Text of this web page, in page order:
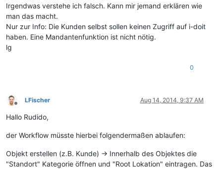
Irgendwas verstehe ich falsch. Kann mir jemand erklären wie
man das macht.
Nur zur Info: Die Kunden selbst sollen keinen Zugriff auf i-doit
haben. Eine Mandantenfunktion ist nicht nötig.
lg
0
Offline
LFischer Aug 14, 2014, 9:37 AM
Hallo Rudido,
der Workflow müsste hierbei folgendermaßen ablaufen:
Objekt erstellen (z.B. Kunde) -> Innerhalb des Objektes die
"Standort" Kategorie öffnen und "Root Lokation" eintragen. Das